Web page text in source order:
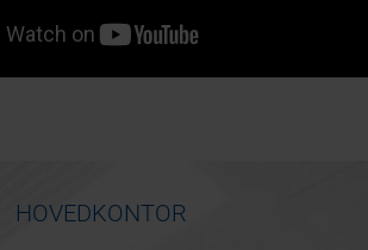
HOVEDKONTOR